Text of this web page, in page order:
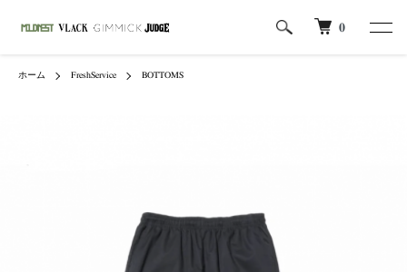
0
ホーム FreshService BOTTOMS